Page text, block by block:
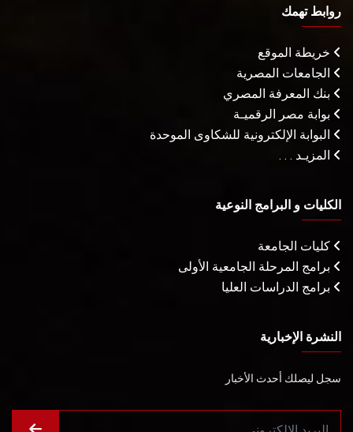
روابط تهمك
خريطة الموقع
الجامعات المصرية
بنك المعرفة المصري
بوابة مصر الرقميـة
البوابة الإلكترونية للشكاوى الموحدة
المزيـد . . .
الكليات و البرامج النوعية
كليات الجامعة
برامج المرحلة الجامعية الأولى
برامج الدراسات العليا
النشرة الإخبارية
سجل ليصلك أحدث الأخبار